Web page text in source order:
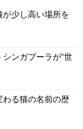
少し高い場所を
ンガプーラが“世
わる猫の名前の歴